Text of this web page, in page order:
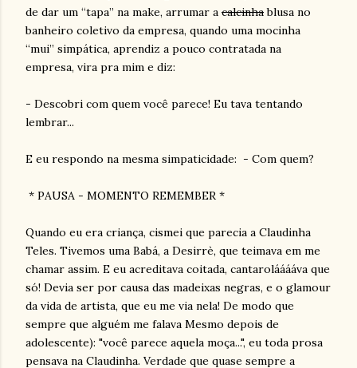
de dar um “tapa” na make, arrumar a calcinhablusa no
banheiro coletivo da empresa, quando uma mocinha
“mui” simpática, aprendiz a pouco contratada na
empresa, vira pra mim e diz:
- Descobri com quem você parece! Eu tava tentando
lembrar...
E eu respondo na mesma simpaticidade: - Com quem?
* PAUSA - MOMENTO REMEMBER *
Quando eu era criança, cismei que parecia a Claudinha
Teles. Tivemos uma Babá, a Desirrè, que teimava em me
chamar assim. E eu acreditava coitada, cantarolááááva que
só! Devia ser por causa das madeixas negras, e o glamour
da vida de artista, que eu me via nela! De modo que
sempre que alguém me falava Mesmo depois de
adolescente): "você parece aquela moça...", eu toda prosa
pensava na Claudinha. Verdade que quase sempre a